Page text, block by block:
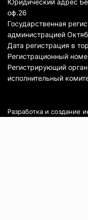
Юридический адрес
оф.26
Государственная
администрацией
Дата регистрация в
Регистрационный
Регистрирующий
исполнительный
Разработка и создание